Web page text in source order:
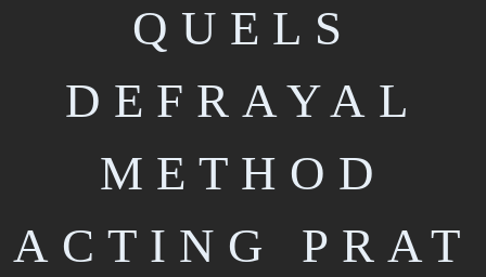
QUELS
DEFRAYAL
METHOD
ACTING PRAT